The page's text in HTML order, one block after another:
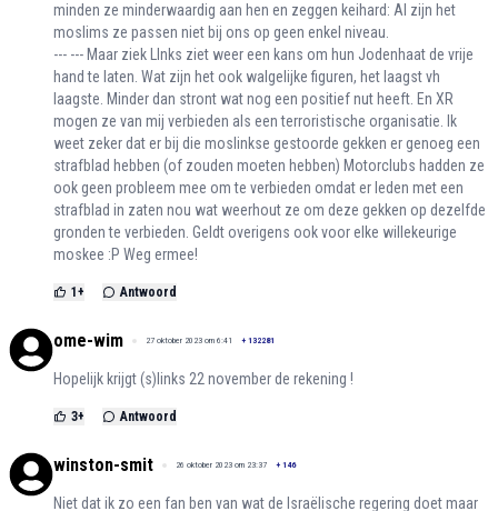
minden ze minderwaardig aan hen en zeggen keihard: Al zijn het
moslims ze passen niet bij ons op geen enkel niveau.
--- --- Maar ziek LInks ziet weer een kans om hun Jodenhaat de vrije
hand te laten. Wat zijn het ook walgelijke figuren, het laagst vh
laagste. Minder dan stront wat nog een positief nut heeft. En XR
mogen ze van mij verbieden als een terroristische organisatie. Ik
weet zeker dat er bij die moslinkse gestoorde gekken er genoeg een
strafblad hebben (of zouden moeten hebben) Motorclubs hadden ze
ook geen probleem mee om te verbieden omdat er leden met een
strafblad in zaten nou wat weerhout ze om deze gekken op dezelfde
gronden te verbieden. Geldt overigens ook voor elke willekeurige
moskee :P Weg ermee!
1 + Antwoord
ome-wim 27 oktober 2023 om 6:41 + 132281
Hopelijk krijgt (s)links 22 november de rekening !
3+ Antwoord
winston-smit 26 oktober 2023 om 23:37 + 146
Niet dat ik zo een fan ben van wat de Israëlische regering doet maar